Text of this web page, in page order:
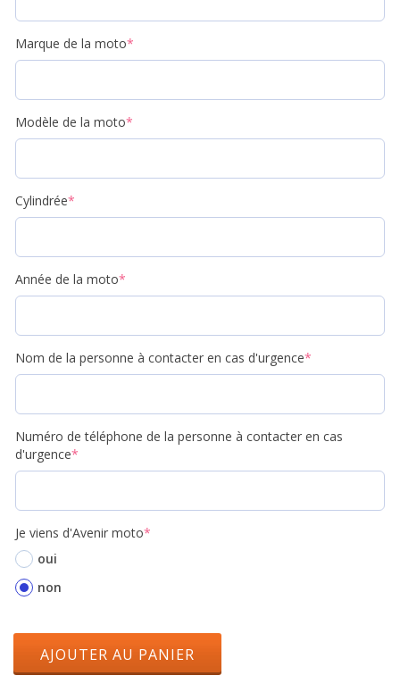
Marque de la moto*
Modèle de la moto*
Cylindrée*
Année de la moto*
Nom de la personne à contacter en cas d'urgence*
Numéro de téléphone de la personne à contacter en cas
d'urgence*
Je viens d'Avenir moto*
oui
non
AJOUTER AU PANIER